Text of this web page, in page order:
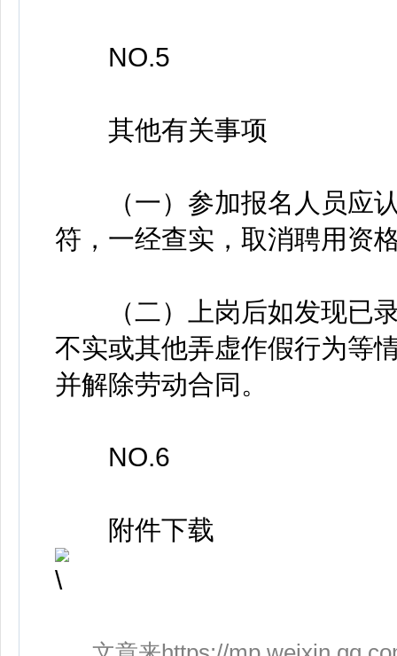
NO.5
其他有关事项
（一）参加报名人员应认
符，一经查实，取消聘用资
（二）上岗后如发现已录
不实或其他弄虚作假行为等
并解除劳动合同。
NO.6
附件下载